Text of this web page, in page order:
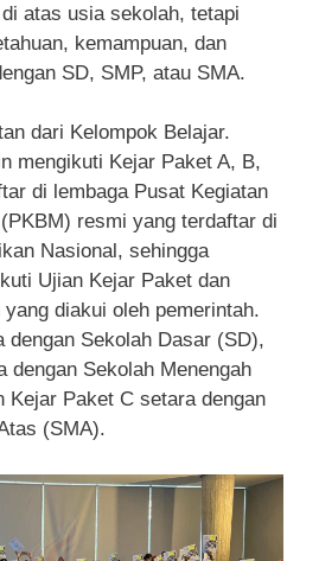
atas usia sekolah, tetapi
kemampuan, dan
SD, SMP, atau SMA.
dari Kelompok Belajar.
mengikuti Kejar Paket A, B,
di lembaga Pusat Kegiatan
resmi yang terdaftar di
Nasional, sehingga
Ujian Kejar Paket dan
diakui oleh pemerintah.
dengan Sekolah Dasar (SD),
dengan Sekolah Menengah
Kejar Paket C setara dengan
(SMA).